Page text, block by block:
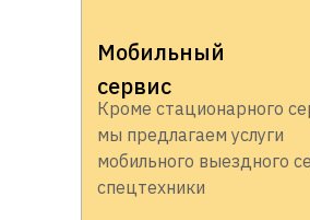
Мобильный
сервис
Кроме стационарного
мы предлагаем услуги
мобильного выездного
спецтехники